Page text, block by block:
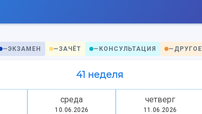
—ЭКЗАМЕН —ЗАЧЁТ — КОНСУЛЬТАЦИЯ — ДРУГОЕ
41 неделя
среда
10.06.2026
четверг
11.06.2026